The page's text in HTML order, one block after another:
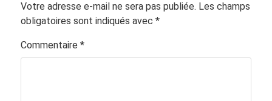
Votre adresse e-mail ne sera pas publiée. Les champs
obligatoires sont indiqués avec *
Commentaire *